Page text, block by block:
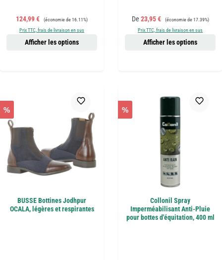
Prix de vente :
124,99 € Prix régulier :
(économie de 16.11%)
Prix TTC, frais de livraison en sus
Afficher les options
Prix de vente :
De 23,95 € Prix régulier :
(économie de 17.39%)
Prix TTC, frais de livraison en sus
Afficher les options
%
BUSSE Bottines Jodhpur
OCALA, légères et respirantes
%
Collonil Spray
Imperméabilisant Anti-Pluie
pour bottes d'équitation, 400 ml